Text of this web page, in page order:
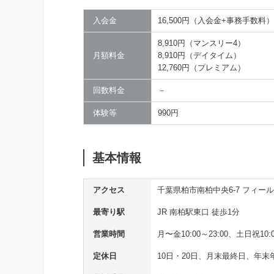
入会金 16,500円（入会金+事務手数料）
月額料金
8,910円（マンスリー4）
8,910円（デイタイム）
12,760円（プレミアム）
回数料金 －
体験等 990円
基本情報
アクセス 千葉県柏市南柏中央6‐7 フィー
最寄り駅 JR 南柏駅東口 徒歩1分
営業時間 月〜金10:00～23:00、土日祝
定休日 10日・20日、月末最終日、年末